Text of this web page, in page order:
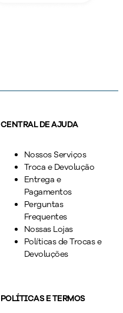
CENTRAL DE AJUDA
Nossos Serviços
Troca e Devolução
Entrega e
Pagamentos
Perguntas
Frequentes
Nossas Lojas
Políticas de Trocas e
Devoluções
POLÍTICAS E TERMOS